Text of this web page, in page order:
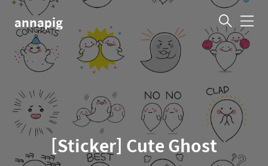
annapig 메
뉴
[Sticker] Cute Ghost